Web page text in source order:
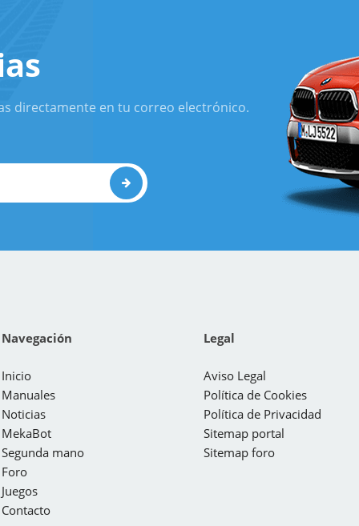
directamente en tu correo electrónico.
Navegación
Inicio
Manuales
Noticias
MekaBot
Segunda mano
Foro
Juegos
Contacto
Legal
Aviso Legal
Política de Cookies
Política de Privacidad
Sitemap portal
Sitemap foro